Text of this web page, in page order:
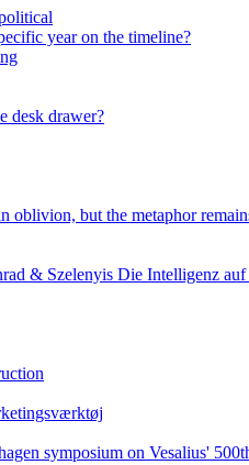
year on the timeline?
desk drawer?
oblivion, but the metaphor
& Szelenyis Die Intelligenz auf
symposium on Vesalius'